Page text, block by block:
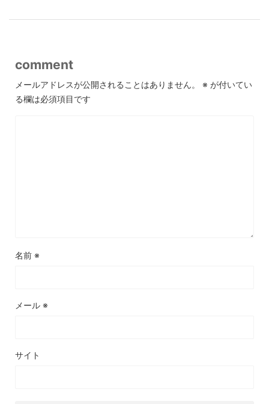
comment
メールアドレスが公開されることはありません。 ※ が付いてい
る欄は必須項目です
名前 ※
メール ※
サイト